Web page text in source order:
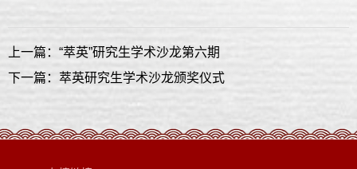
上一篇：“萃英”研究生学术沙龙第六期
下一篇：萃英研究生学术沙龙颁奖仪式